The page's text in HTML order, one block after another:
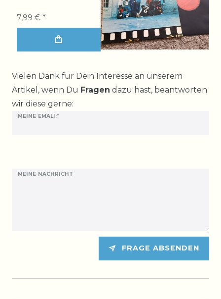
7,99 € *
Vielen Dank für Dein Interesse an unserem
Artikel, wenn Du Fragen dazu hast, beantworten
wir diese gerne:
MEINE EMALI:*
MEINE NACHRICHT
Ceres::Template.mailFormHoneypotLabel
FRAGE ABSENDEN